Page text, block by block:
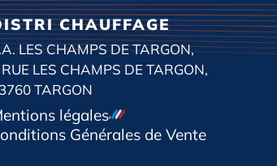
CHAUFFAGE
LES CHAMPS DE TARGON,
LES CHAMPS DE TARGON,
TARGON
légales
Générales de Vente